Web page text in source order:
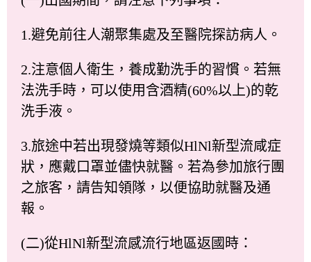
1.避免前往人潮聚集處及至醫院探訪病人。
2.注意個人衛生，養成勤洗手的習慣。若無
法洗手時，可以使用含酒精(60%以上)的乾
洗手液。
3.旅途中若出現發燒等類似HlNl新型流咸症
狀，應戴口罩並儘快就醫。若為參加旅行團
之旅客，請告知領隊，以便協助就醫及通
報。
(二)從HlNl新型流感流行地區返國時：